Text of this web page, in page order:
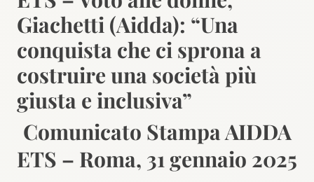
Giachetti (Aidda): “Una
conquista che ci sprona a
costruire una società più
giusta e inclusiva”
Comunicato Stampa AIDDA
ETS – Roma, 31 gennaio 2025